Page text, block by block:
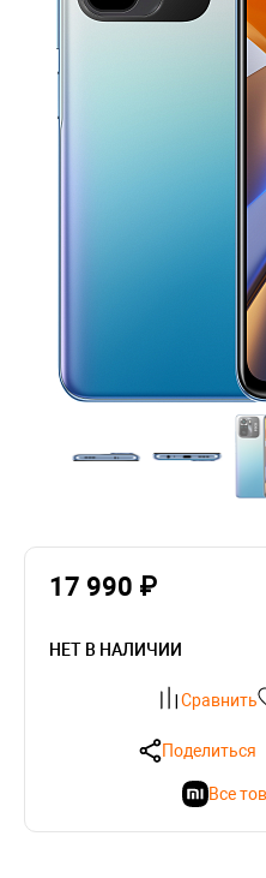
17 990 ₽
НЕТ В НАЛИЧИИ
Сравнить
Поделиться
Все